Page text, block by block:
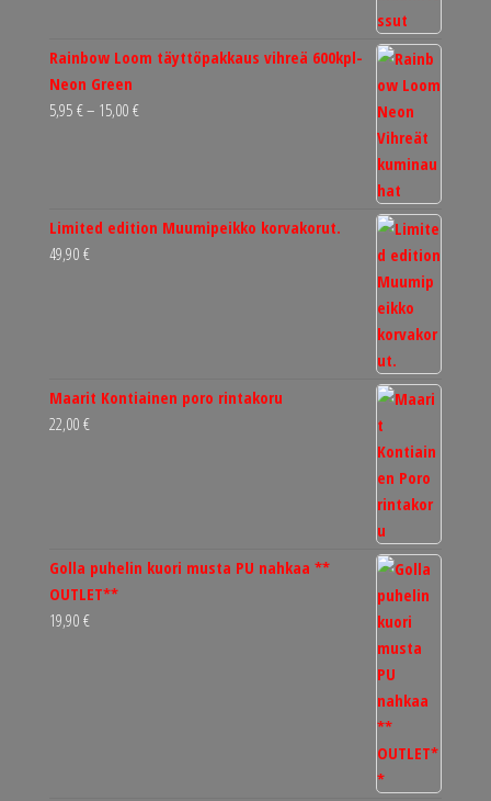
Rainbow Loom täyttöpakkaus vihreä 600kpl-
Neon Green
5,95 €– 15,00 €Hintaluokka:
Limited edition Muumipeikko korvakorut.
49,90 €
Maarit Kontiainen poro rintakoru
22,00 €
Golla puhelin kuori musta PU nahkaa **
OUTLET**
19,90 €